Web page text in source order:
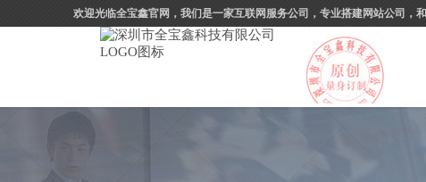
欢迎光临全宝鑫官网，我们是一家互联网服务公司，专业搭建网站公司，